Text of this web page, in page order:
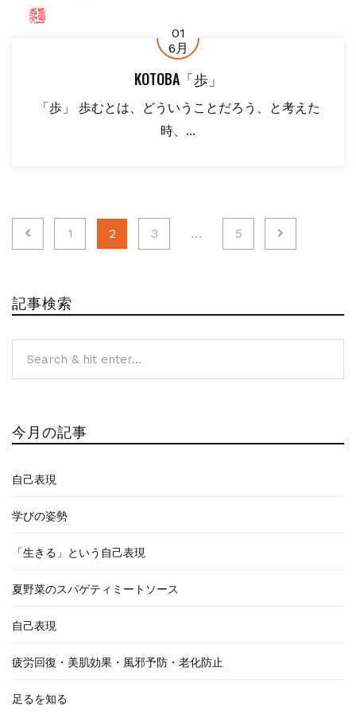
01
6月
KOTOBA「歩」
「歩」 歩むとは、どういうことだろう、と考えた
時、...
投
の
ペ
ー
ジ
送
り
1 2 3 … 5
記事検索
今月の記事
自己表現
学びの姿勢
「生きる」という自己表現
夏野菜のスパゲティミートソース
自己表現
疲労回復・美肌効果・風邪予防・老化防止
足るを知る